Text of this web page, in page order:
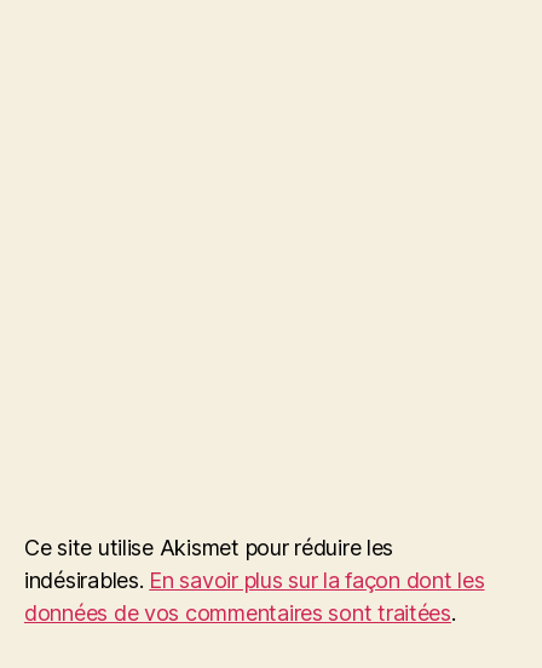
Ce site utilise Akismet pour réduire les
indésirables. En savoir plus sur la façon dont les
données de vos commentaires sont traitées.